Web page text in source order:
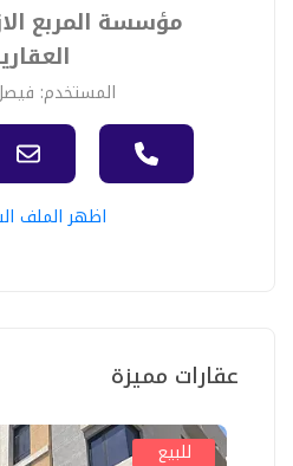
مؤسسة المربع
المستخدم:
اظهر الملف
عقارات مميزة
للبيع